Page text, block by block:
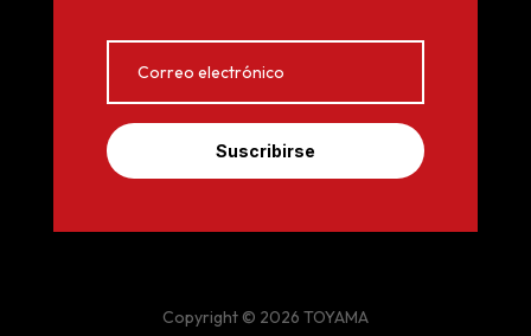
Suscribirse
Copyright © 2026 TOYAMA